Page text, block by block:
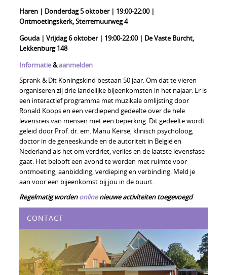
Haren | Donderdag 5 oktober | 19:00-22:00 |
Ontmoetingskerk, Sterremuurweg 4
Gouda | Vrijdag 6 oktober | 19:00-22:00 | De Vaste Burcht,
Lekkenburg 148
Informatie&aanmelden
Sprank & Dit Koningskind bestaan 50 jaar. Om dat te vieren
organiseren zij drie landelijke bijeenkomsten in het najaar. Er is
een interactief programma met muzikale omlijsting door
Ronald Koops en een verdiepend gedeelte over de hele
levensreis van mensen met een beperking. Dit gedeelte wordt
geleid door Prof. dr. em. Manu Keirse, klinisch psycholoog,
doctor in de geneeskunde en de autoriteit in België en
Nederland als het om verdriet, verlies en de laatste levensfase
gaat. Het belooft een avond te worden met ruimte voor
ontmoeting, aanbidding, verdieping en verbinding. Meld je
aan voor een bijeenkomst bij jou in de buurt.
Regelmatig wordenonlinenieuwe activiteiten toegevoegd
CONTACT